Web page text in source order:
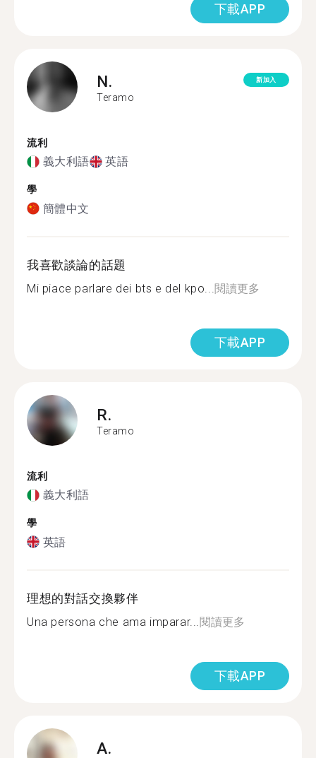
下載APP
N.
Teramo
新加入
流利
義大利語 英語
學
簡體中文
我喜歡談論的話題
Mi piace parlare dei bts e del kpo... 閱讀更多
下載APP
R.
Teramo
流利
義大利語
學
英語
理想的對話交換夥伴
Una persona che ama imparar... 閱讀更多
下載APP
A.